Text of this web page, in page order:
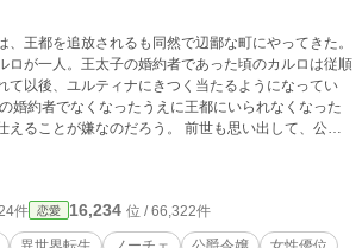
、王都を追放されるも同然で辺鄙な町にやってきた。
ロが一人。王太子の婚約者であった頃のカルロは従順
て以後、ユルティナにきつく当たるようになってい
なのだろう。 前世も思い出して、公爵
るようになり、ユルティナはカルロを解放することに
っぽい
件 恋愛 16,234 位 / 66,322件